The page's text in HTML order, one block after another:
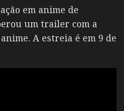
em anime de
um trailer com a
A estreia é em 9 de